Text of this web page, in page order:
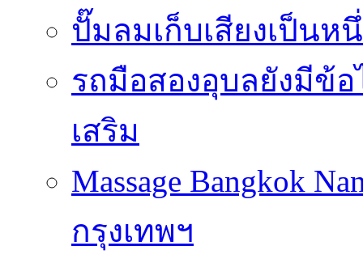
ปั๊มลมเก็บเสียงเป็น
รถมือสองอุบลยังมีข้อ
เสริม
Massage Bangkok
กรุงเทพฯ